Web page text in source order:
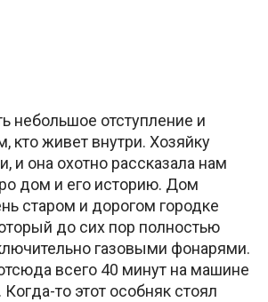
небольшое отступление и
кто живет внутри. Хозяйку
и она охотно рассказала нам
дом и его историю. Дом
старом и дорогом городке
до сих пор полностью
газовыми фонарями.
всего 40 минут на машине
то этот особняк стоял